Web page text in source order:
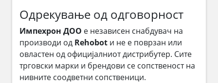
Одрекување од одговорност
Импехрон ДОО е независен снабдувач на
производи од Rehobot и не е поврзан или
овластен од официјалниот дистрибутер. Сите
трговски марки и брендови се сопственост на
нивните соодветни сопственици.